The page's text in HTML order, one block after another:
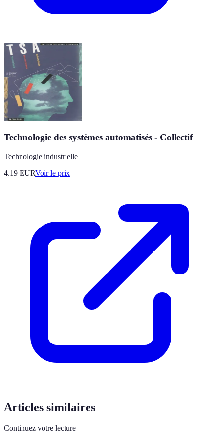
Technologie des systèmes automatisés - Collectif
Technologie industrielle
4.19 EURVoir le prix
Articles similaires
Continuez votre lecture